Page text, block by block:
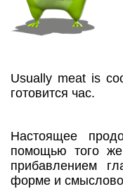
Usually meat is
готовится час.
Настоящее
помощью того же
прибавлением
форме и